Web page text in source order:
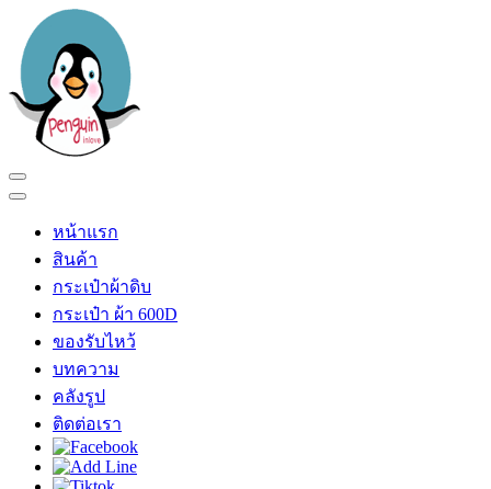
content
(Press
Enter)
เพนกวินอินเลิฟ
ร้าน เพนกวินอินเลิฟ
หน้าแรก
สินค้า
กระเป๋าผ้าดิบ
กระเป๋า ผ้า 600D
ของรับไหว้
บทความ
คลังรูป
ติดต่อเรา